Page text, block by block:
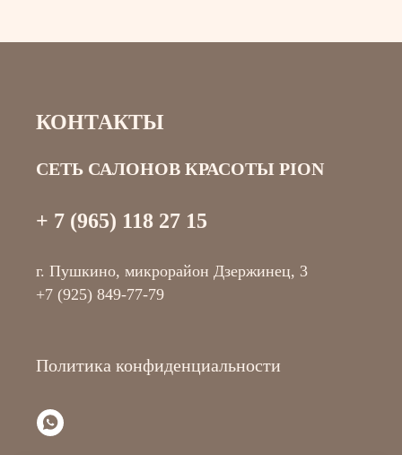
КОНТАКТЫ
СЕТЬ САЛОНОВ КРАСОТЫ PION
+ 7 (965) 118 27 15
г. Пушкино, микрорайон Дзержинец, 3
+7 (925) 849-77-79
Политика конфиденциальности